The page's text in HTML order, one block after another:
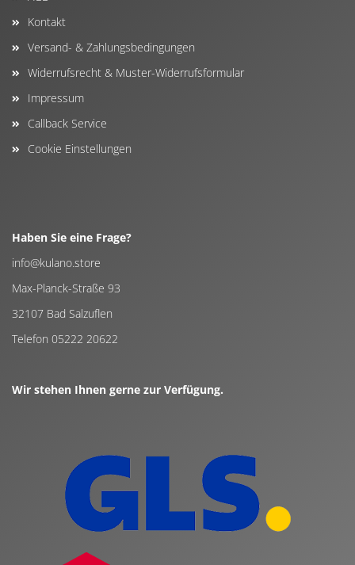
Kontakt
Versand- & Zahlungsbedingungen
Widerrufsrecht & Muster-Widerrufsformular
Impressum
Callback Service
Cookie Einstellungen
Haben Sie eine Frage?
info@kulano.store
Max-Planck-Straße 93
32107 Bad Salzuflen
Telefon 05222 20622
Wir stehen Ihnen gerne zur Verfügung.